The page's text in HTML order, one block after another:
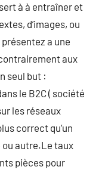
à à entraîner et
d’images, ou
a une
aux
seul but :
le B2C ( société
les réseaux
correct qu’un
ou autre.Le taux
pièces pour